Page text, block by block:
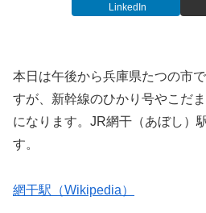
LinkedIn
本日は午後から兵庫県たつの市
すが、新幹線のひかり号やこだ
になります。JR網干（あぼし）
す。
網干駅（Wikipedia）